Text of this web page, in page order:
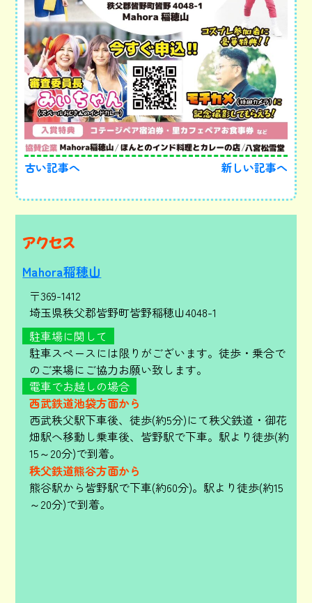
古い記事へ 新しい記事へ
アクセス
Mahora稲穂山
〒369-1412
埼玉県秩父郡皆野町皆野稲穂山4048-1
駐車場に関して
駐車スペースには限りがございます。徒歩・乗合で
のご来場にご協力お願い致します。
電車でお越しの場合
西武鉄道池袋方面から
西武秩父駅下車後、徒歩(約5分)にて秩父鉄道・御花
畑駅へ移動し乗車後、皆野駅で下車。駅より徒歩(約
15～20分)で到着。
秩父鉄道熊谷方面から
熊谷駅から皆野駅で下車(約60分)。駅より徒歩(約15
～20分)で到着。